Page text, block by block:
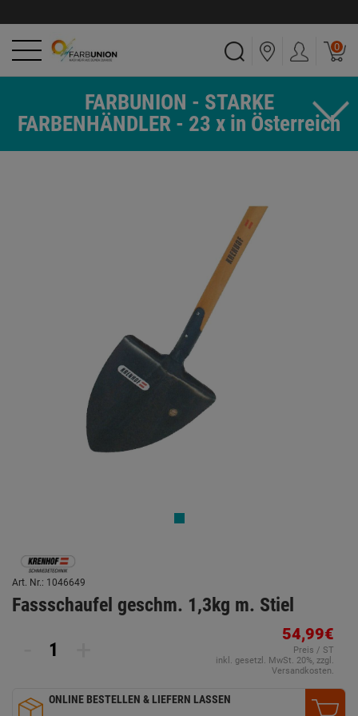
0
FARBUNION - STARKE
FARBENHÄNDLER - 23 x in Österreich
Art. Nr.: 1046649
Fassschaufel geschm. 1,3kg m. Stiel
54,99€
Preis / ST
inkl. gesetzl. MwSt. 20%, zzgl.
Versandkosten.
ONLINE BESTELLEN & LIEFERN LASSEN